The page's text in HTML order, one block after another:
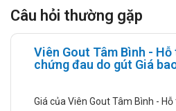
Hỗ trợ lợi tiểu, tăng đào thải acid
Đối tượng sử dụng
Viên Gout Tâm Bình dùng cho
Câu hỏi thường gặp
Viên Gout Tâm Bình -
chứng đau do gút Giá
Giá của Viên Gout Tâm Bình -